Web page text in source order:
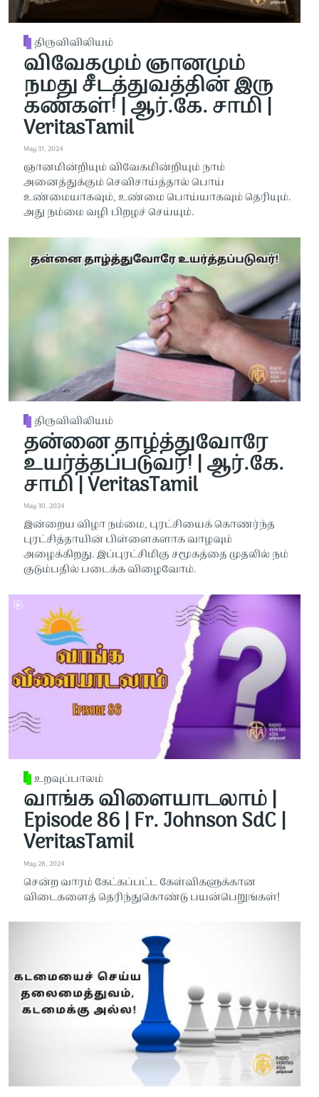
திருவிவிலியம்
விவேகமும் ஞானமும்
நமது சீடத்துவத்தின் இரு
கண்கள்! | ஆர்.கே. சாமி |
VeritasTamil
May 31, 2024
ஞானமின்றியும் விவேகமின்றியும் நாம்
அனைத்துக்கும் செவிசாய்த்தால் பொய்
உண்மையாகவும், உண்மை பொய்யாகவும் தெரியும்.
அது நம்மை வழி பிறழச் செய்யும்.
திருவிவிலியம்
தன்னை தாழ்த்துவோரே
உயர்த்தப்படுவர்! | ஆர்.கே.
சாமி | VeritasTamil
May 30, 2024
இன்றைய விழா நம்மை, புரட்சியைக் கொணர்ந்த
புரட்சித்தாயின் பிள்ளைகளாக வாழவும்
அழைக்கிறது. இப்புரட்சிமிகு சமூகத்தை முதலில் நம்
குடும்பதில் படைக்க விழைவோம்.
உறவுப்பாலம்
வாங்க விளையாடலாம் |
Episode 86 | Fr. Johnson SdC |
VeritasTamil
May 28, 2024
சென்ற வாரம் கேட்கப்பட்ட கேள்விகளுக்கான
விடைகளைத் தெரிந்துகொண்டு பயன்பெறுங்கள்!